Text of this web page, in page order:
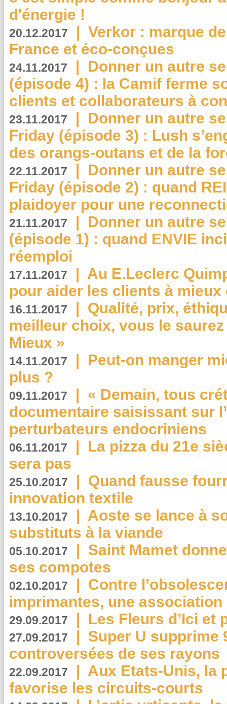
d'énergie !
20.12.2017 | Verkor : marque
France et éco-conçues
24.11.2017 | Donner un autre
(épisode 4) : la Camif ferme
clients et collaborateurs à
23.11.2017 | Donner un autre
Friday (épisode 3) : Lush
des orangs-outans et de la
22.11.2017 | Donner un autre
Friday (épisode 2) : quand
plaidoyer pour une
21.11.2017 | Donner un autre
(épisode 1) : quand ENVIE
réemploi
17.11.2017 | Au E.Leclerc
pour aider les clients à
16.11.2017 | Qualité, prix,
meilleur choix, vous le
Mieux »
14.11.2017 | Peut-on manger
plus ?
09.11.2017 | « Demain, tous
documentaire saisissant sur
perturbateurs endocriniens
06.11.2017 | La pizza du 21e
sera pas
25.10.2017 | Quand fausse
innovation textile
13.10.2017 | Aoste se lance à
substituts à la viande
05.10.2017 | Saint Mamet
ses compotes
02.10.2017 | Contre
imprimantes, une
29.09.2017 | Les Fleurs d’Ici et
27.09.2017 | Super U supprime
controversées de ses rayons
22.09.2017 | Aux Etats-Unis, la
favorise les circuits-courts